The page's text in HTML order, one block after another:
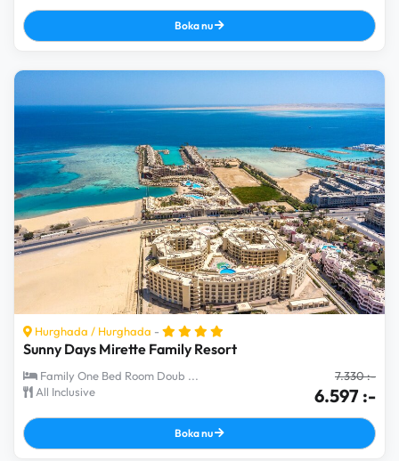
Boka nu
Hurghada / Hurghada -
Sunny Days Mirette Family Resort
Family One Bed Room Doub ...
All Inclusive
7.330 :-
6.597 :-
Boka nu